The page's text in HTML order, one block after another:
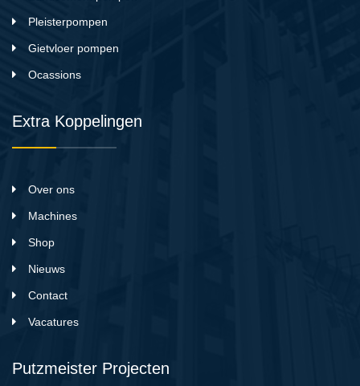
Pleisterpompen
Gietvloer pompen
Ocassions
Extra Koppelingen
Over ons
Machines
Shop
Nieuws
Contact
Vacatures
Putzmeister Projecten